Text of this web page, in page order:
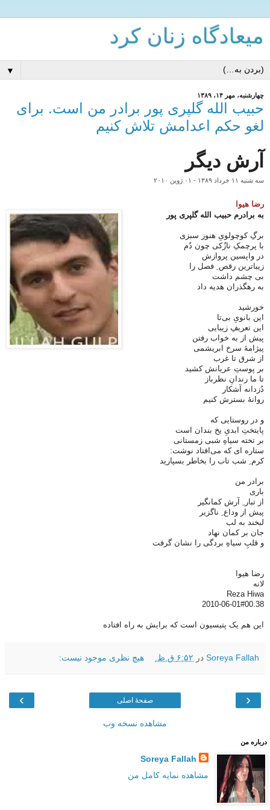
میعادگاه زنان كرد
▼
چهارشنبه، مهر ۱۴، ۱۳۸۹
حبیب الله گلپری پور برادر من است. برای
لغو حکم اعدامش تلاش کنیم
آرش دیگر
سه شنبه ۱۱ خرداد ۱۳۸۹ - ۰۱ ژوين ۲۰۱۰
رضا هیوا
به برادرم حبیب الله گلپری پور
برگِ کوچولویِ هنوز سبزی
با پرچمکِ نازُکی چون دُم
در واپسین پروازش
زیباترین رقص ِ فصل را
بی چشم داشت
به رهگذران هدیه داد
خورشید
این بانویِ بی‌تا
این تعریفِ زیبایی
پیش از به خواب رفتن
پیژامهٔ سرخ ابریشمی
از شرق تا غرب
بر پوستِ عریانش کشید
تا ما رندانِ نظرباز
دُزدانه آشکار
روانهٔ بسترش کنیم
و در روستایی که
پایتختِ ابدیِ یخ بندان است
بر تخته سیاهِ شبی زمستانی
ستاره ای که می‌افتاد نوشت:
کرم ِ شب تاب را بخاطر بسپارید
برادر من
باری
از تبار ِ آرش کمانگیر
پیش از وداع ِ ناگزیر
لبخند به لب
جان بر کمان نهاد
و قلبِ سیاهِ بردگی را نشان گرفت
رضا هیوا
لانه
Reza Hiwa
2010-06-01#00.38
این هم یک پتیسیون است که برایش به راه افتاده
Soreya Fallah در ۶:۵۲ ق.ظ. هیچ نظری موجود نیست:
‹
› صفحهٔ اصلی
مشاهده نسخه وب
درباره من
Soreya Fallah
مشاهده نمایه کامل من